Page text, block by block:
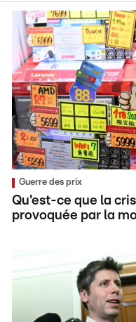
Guerre des prix
Qu'est-ce que la
provoquée par la